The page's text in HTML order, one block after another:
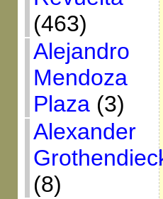
(463)
Alejandro
Mendoza
Plaza(3)
Alexander
(8)